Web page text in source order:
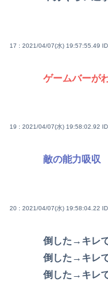
17 : 2021/04/07(水) 19:57:55.49
ゲームバーが
19 : 2021/04/07(水) 19:58:02.92
敵の能力吸収
20 : 2021/04/07(水) 19:58:04.22
倒した→キレ
倒した→キレ
倒した→キレ